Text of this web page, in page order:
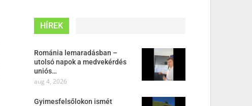
HÍREK
Románia lemaradásban –
utolsó napok a medvekérdés
uniós…
aug 4, 2026
Gyimesfelsőlokon ismét